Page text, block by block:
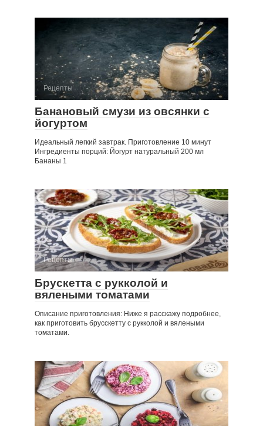
Рецепты
Банановый смузи из овсянки с
йогуртом
Идеальный легкий завтрак. Приготовление 10 минут
Ингредиенты порций: Йогурт натуральный 200 мл
Бананы 1
Рецепты
Брускетта с рукколой и
вялеными томатами
Описание приготовления: Ниже я расскажу подробнее,
как приготовить брусскетту с рукколой и вялеными
томатами.